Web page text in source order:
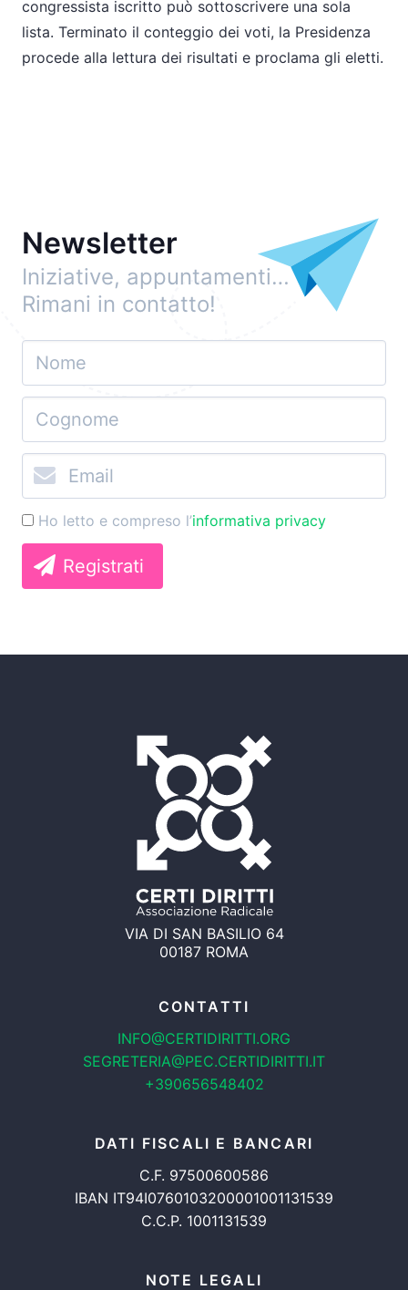
congressista iscritto può sottoscrivere una sola
lista. Terminato il conteggio dei voti, la Presidenza
procede alla lettura dei risultati e proclama gli eletti.
Newsletter
Iniziative, appuntamenti…
Rimani in contatto!
Ho letto e compreso l’informativa privacy
Registrati
VIA DI SAN BASILIO 64
00187 ROMA
CONTATTI
INFO@CERTIDIRITTI.ORG
SEGRETERIA@PEC.CERTIDIRITTI.IT
+390656548402
DATI FISCALI E BANCARI
C.F. 97500600586
IBAN IT94I0760103200001001131539
C.C.P. 1001131539
NOTE LEGALI